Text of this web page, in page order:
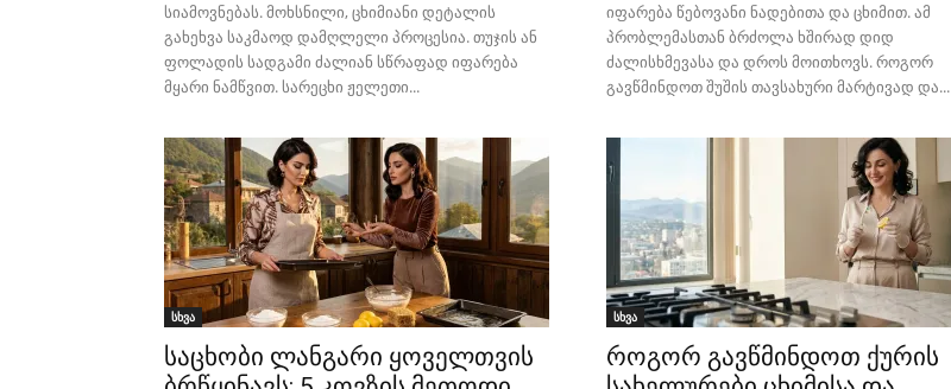
სიამოვნებას. მოხსნილი, ცხიმიანი დეტალის
გახეხვა საკმაოდ დამღლელი პროცესია. თუჯის ან
ფოლადის სადგამი ძალიან სწრაფად იფარება
მყარი ნამწვით. სარეცხი ჟელეთი...
იფარება წებოვანი ნადებითა და ცხიმით. ამ
პრობლემასთან ბრძოლა ხშირად დიდ
ძალისხმევასა და დროს მოითხოვს. როგორ
გავწმინდოთ შუშის თავსახური მარტივად და...
სხვა
საცხობი ლანგარი ყოველთვის
სხვა
როგორ გავწმინდოთ ქურის